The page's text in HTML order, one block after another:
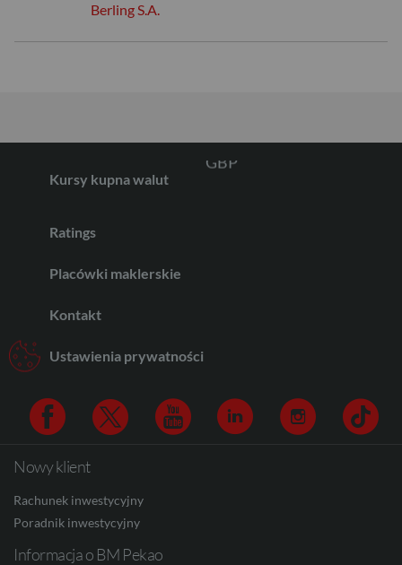
Berling S.A.
Kursy kupna walut
GBP
CAD
Ratings
Placówki maklerskie
Kontakt
Ustawienia prywatności
Facebook
Nowy klient
Rachunek inwestycyjny
Poradnik inwestycyjny
Informacja o BM Pekao